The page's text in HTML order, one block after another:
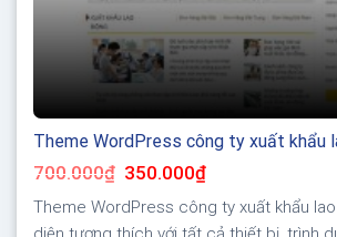
Theme WordPress công ty xuất khẩu
700.000₫ Giá
gốc
là:
700.000₫.
350.000₫Giá
là:
350.000₫.
Theme WordPress công ty xuất khẩu